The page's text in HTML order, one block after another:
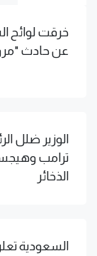
خرقت لوائح
عن حادث
الوزير ضلل
ترامب
الذخائر
السعودية